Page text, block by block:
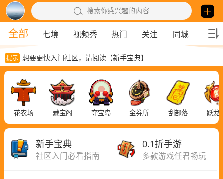
搜索你感兴趣的内容
全部 七境 视频秀 热门 关注 同城 勇
提示 想要更快入门社区，请阅读【新手宝典】
花农场 藏宝阁 夺宝岛 金券所 刮部落 跃龙
新手宝典
社区入门必看指南
0.1折手游
多款游戏任君畅玩